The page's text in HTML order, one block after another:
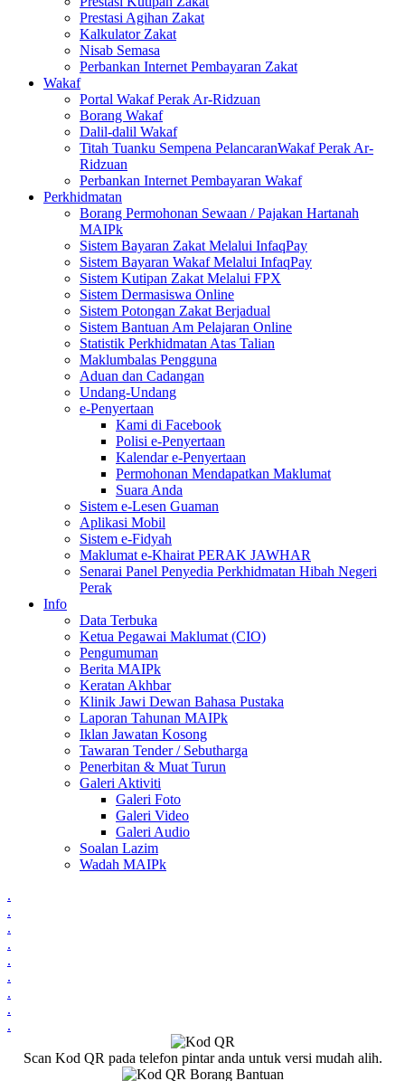
Prestasi Agihan Zakat
Kalkulator Zakat
Nisab Semasa
Perbankan Internet Pembayaran Zakat
Wakaf
Portal Wakaf Perak Ar-Ridzuan
Borang Wakaf
Dalil-dalil Wakaf
Titah Tuanku Sempena PelancaranWakaf Perak Ar-
Ridzuan
Perbankan Internet Pembayaran Wakaf
Perkhidmatan
Borang Permohonan Sewaan / Pajakan Hartanah
MAIPk
Sistem Bayaran Zakat Melalui InfaqPay
Sistem Bayaran Wakaf Melalui InfaqPay
Sistem Kutipan Zakat Melalui FPX
Sistem Dermasiswa Online
Sistem Potongan Zakat Berjadual
Sistem Bantuan Am Pelajaran Online
Statistik Perkhidmatan Atas Talian
Maklumbalas Pengguna
Aduan dan Cadangan
Undang-Undang
e-Penyertaan
Kami di Facebook
Polisi e-Penyertaan
Kalendar e-Penyertaan
Permohonan Mendapatkan Maklumat
Suara Anda
Sistem e-Lesen Guaman
Aplikasi Mobil
Sistem e-Fidyah
Maklumat e-Khairat PERAK JAWHAR
Senarai Panel Penyedia Perkhidmatan Hibah Negeri
Perak
Info
Data Terbuka
Ketua Pegawai Maklumat (CIO)
Pengumuman
Berita MAIPk
Keratan Akhbar
Klinik Jawi Dewan Bahasa Pustaka
Laporan Tahunan MAIPk
Iklan Jawatan Kosong
Tawaran Tender / Sebutharga
Penerbitan & Muat Turun
Galeri Aktiviti
Galeri Foto
Galeri Video
Galeri Audio
Soalan Lazim
Wadah MAIPk
.
.
.
.
.
.
.
.
.
Scan Kod QR pada telefon pintar anda untuk versi mudah alih.